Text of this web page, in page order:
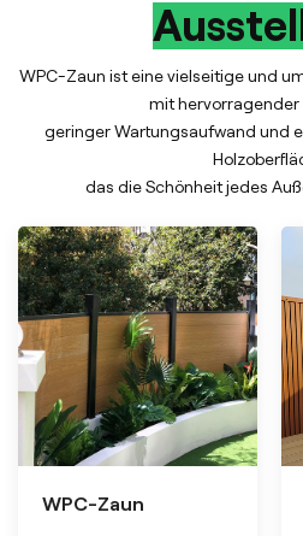
WPC-Zaun ist eine vielseitige und
mit hervorragender
geringer Wartungsaufwand und
das die Schönheit jedes
WPC-Zaun